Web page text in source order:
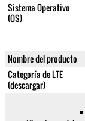
Sistema Operativo
(OS)
Nombre del producto
Categoría de LTE
(descargar)